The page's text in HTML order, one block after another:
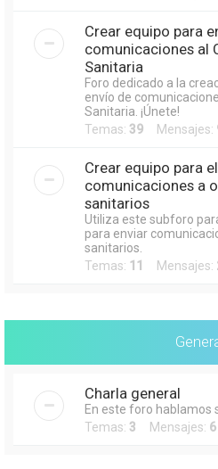
Crear equipo para
comunicaciones al
Sanitaria
Foro dedicado a la
envío de
Sanitaria. ¡Únete!
Temas: 39 Mensajes:
Crear equipo para
comunicaciones a
sanitarios
Utiliza este subforo
para enviar
sanitarios.
Temas: 11 Mensajes:
Charla general
En este foro hablamos
Temas: 3 Mensajes: 6